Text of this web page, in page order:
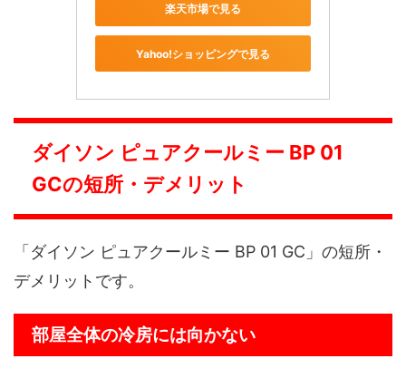
楽天市場で見る
Yahoo!ショッピングで見る
ダイソン ピュアクールミー BP 01
GCの短所・デメリット
「ダイソン ピュアクールミー BP 01 GC」の短所・
デメリットです。
部屋全体の冷房には向かない